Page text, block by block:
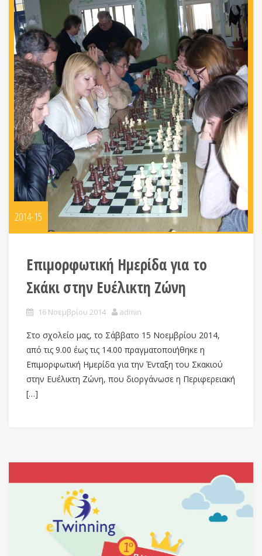
2014-15
Επιμορφωτική Ημερίδα για το
Σκάκι στην Ευέλικτη Ζώνη
16 Νοεμβρίου 2014 admin
Στο σχολείο μας, το Σάββατο 15 Νοεμβρίου 2014,
από τις 9.00 έως τις 14.00 πραγματοποιήθηκε η
Επιμορφωτική Ημερίδα για την Ένταξη του Σκακιού
στην Ευέλικτη Ζώνη, που διοργάνωσε η Περιφερειακή
[…]